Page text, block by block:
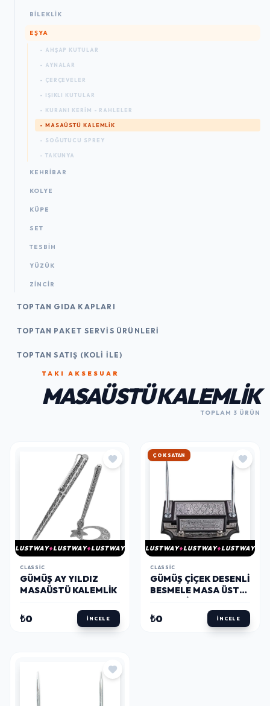
BILEKLIK
EŞYA
- AHŞAP KUTULAR
- AYNALAR
- ÇERÇEVELER
- IŞIKLI KUTULAR
- KURANI KERIM - RAHLELER
- MASAÜSTÜ KALEMLIK
- SOĞUTUCU SPREY
- TAKUNYA
KEHRIBAR
KOLYE
KÜPE
SET
TESBIH
YÜZÜK
ZINCIR
TOPTAN GIDA KAPLARI
TOPTAN PAKET SERVIS ÜRÜNLERI
TOPTAN SATIŞ (KOLI İLE)
TAKI AKSESUAR
MASAÜSTÜ KALEMLIK
TOPLAM 3 ÜRÜN
LUSTWAY LUSTWAY LUSTWAY
CLASSIC
GÜMÜŞ AY YILDIZ
MASAÜSTÜ KALEMLIK
₺0 İNCELE
ÇOK SATAN
LUSTWAY LUSTWAY LUSTWAY
CLASSIC
GÜMÜŞ ÇIÇEK DESENLI
BESMELE MASA ÜSTÜ
₺0 İNCELE